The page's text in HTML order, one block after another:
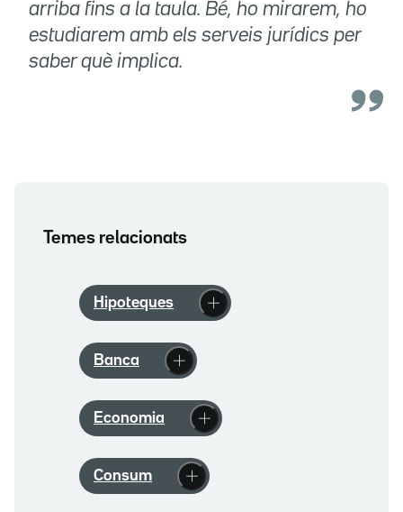
arriba fins a la taula. Bé, ho mirarem, ho
estudiarem amb els serveis jurídics per
saber què implica.
Temes relacionats
Hipoteques
Banca
Economia
Consum